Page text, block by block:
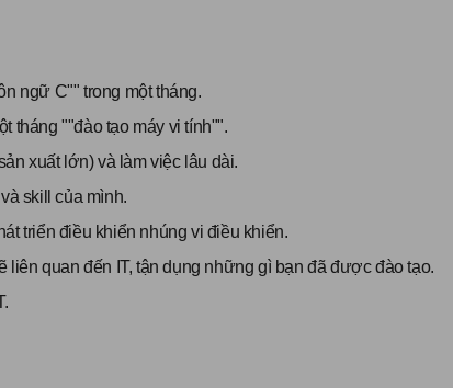
ngữ C"" trong một tháng.
tháng ""đào tạo máy vi tính"".
xuất lớn) và làm việc lâu dài.
skill của mình.
triển điều khiển nhúng vi điều khiển.
quan đến IT, tận dụng những gì bạn đã được đào tạo.